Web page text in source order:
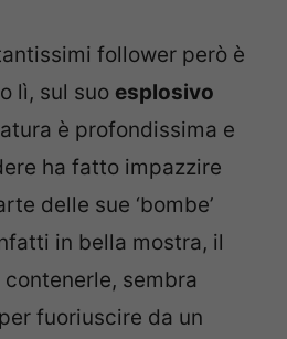
follower però è
lì, sul suo esplosivo
è profondissima e
ha fatto impazzire
delle sue ‘bombe’
in bella mostra, il
sembra
fuoriuscire da un